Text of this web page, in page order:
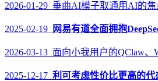
2026-01-29 垂曲AI模子取通用AI的
2025-02-19 网易有道全面拥抱
2026-03-13 面向小我用户的QClaw、
2025-12-17 利可考虑性价比更高的代